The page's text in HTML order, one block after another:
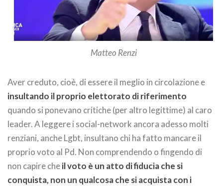
Matteo Renzi
Aver creduto, cioè, di essere il meglio in circolazione e
insultando il proprio elettorato di riferimento
quando si ponevano critiche (per altro legittime) al caro
leader. A leggere i social-network ancora adesso molti
renziani, anche Lgbt, insultano chi ha fatto mancare il
proprio voto al Pd. Non comprendendo o fingendo di
non capire cheil voto è un atto di fiducia che si
conquista, non un qualcosa che si acquista con i